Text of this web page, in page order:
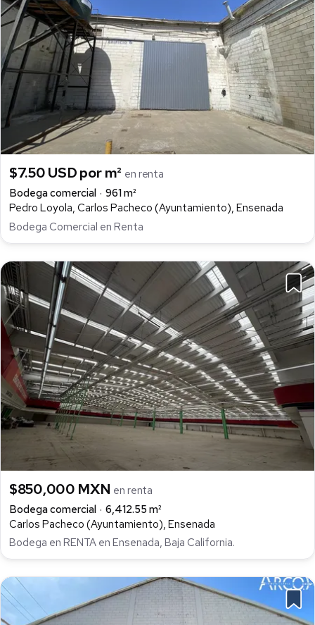
$7.50 USD por m² en renta
Bodega comercial
961 m²
Pedro Loyola, Carlos Pacheco (Ayuntamiento), Ensenada
Bodega Comercial en Renta
$850,000 MXN en renta
Bodega comercial
6,412.55 m²
Carlos Pacheco (Ayuntamiento), Ensenada
Bodega en RENTA en Ensenada, Baja California.